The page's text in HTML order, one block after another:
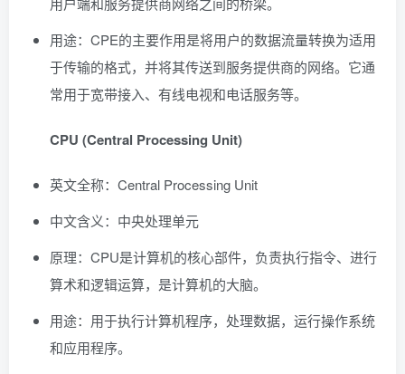
用途：CPE的主要作用是将用户的数据流量转换为适用
于传输的格式，并将其传送到服务提供商的网络。它通
常用于宽带接入、有线电视和电话服务等。
CPU (Central Processing Unit)
英文全称：Central Processing Unit
中文含义：中央处理单元
原理：CPU是计算机的核心部件，负责执行指令、进行
算术和逻辑运算，是计算机的大脑。
用途：用于执行计算机程序，处理数据，运行操作系统
和应用程序。